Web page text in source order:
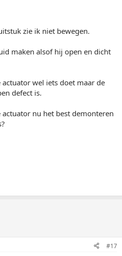
zie ik niet bewegen.
maken alsof hij open en dicht
wel iets doet maar de
defect is.
nu het best demonteren
#17